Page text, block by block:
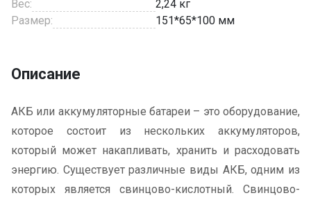
Вес:
2,24 кг
Размер:
151*65*100 мм
Описание
АКБ или аккумуляторные батареи – это оборудование,
которое состоит из нескольких аккумуляторов,
который может накапливать, хранить и расходовать
энергию. Существует различные виды АКБ, одним из
которых является свинцово-кислотный. Свинцово-